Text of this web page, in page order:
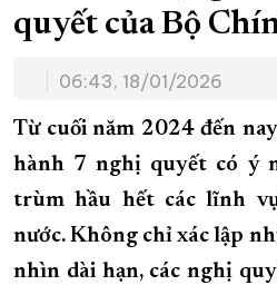
QUY HOẠCH TỈNH KHÁNH HÒA
CHUNG TAY CẢI CÁCH HÀNH CHÍNH
XÂY DỰNG NÔNG THÔN MỚI
TÀU - XE - MÁY BAY
KỶ NIỆM 370 NĂM XÂY DỰNG VÀ
KHOẢNH KHẮC ĐẸP XỨ TRẦM
XÂY DỰNG KHÁNH HÒA TRỞ
quyết của Bộ
06:43, 18/01/2026
Từ cuối năm 2024 đến
hành 7 nghị quyết có ý
trùm hầu hết các lĩnh
nước. Không chỉ xác lập
nhìn dài hạn, các nghị